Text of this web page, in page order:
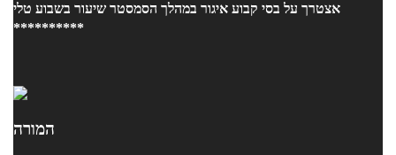
אצטרך על בסי קבוע איגור במהלך הסמסטר שיעור בשבוע טלי
**********
המורה